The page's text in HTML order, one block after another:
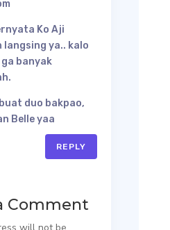
Ko Aji
langsing ya.. kalo
banyak
duo bakpao,
Belle yaa
REPLY
Comment